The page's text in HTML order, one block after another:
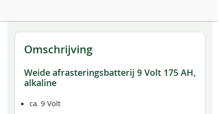
Omschrijving
Weide afrasteringsbatterij 9 Volt 175 AH,
alkaline
ca. 9 Volt